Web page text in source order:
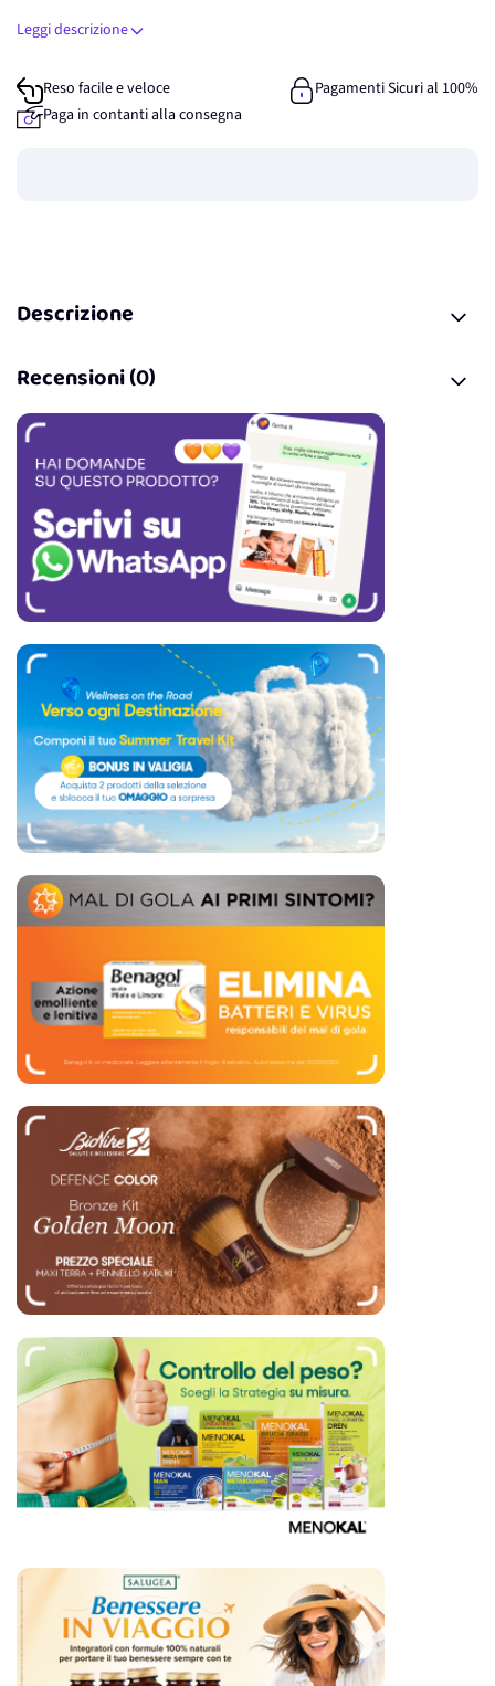
Leggi descrizione
Reso facile e veloce
Pagamenti Sicuri al 100%
Paga in contanti alla consegna
Descrizione
Recensioni (0)